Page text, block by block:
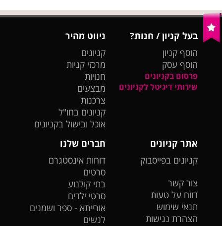
בעל קניון / חנות?
הוסף קניון
הוסף עסק
פרסום בקניונים
שירותי דיגיטל לקניונים
ניווט מהיר
קניונים
מרכזי קניות
חנויות
מבצעים
צרכנות
קניונים בחו"ל
אוכל ובישול בקניונים
אתר קניונים
קניונים בפייסבוק
צור קשר
דווח על טעות
תנאי שימוש
הצהרת נגישות
חברים שלנו
דוחות אינסטגרם
סרטים
בתי קולנוע
סרטי ילדים
אורייתא - ספר ושמנים
לנשים